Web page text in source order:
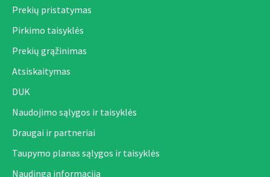
Prekių pristatymas
Pirkimo taisyklės
Prekių grąžinimas
Atsiskaitymas
DUK
Naudojimo sąlygos ir taisyklės
Draugai ir partneriai
Taupymo planas sąlygos ir taisyklės
Naudinga informacija